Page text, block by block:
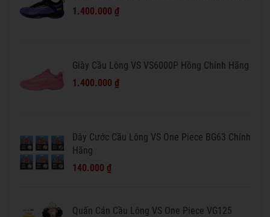
1.400.000 ₫
Giày Cầu Lông VS VS6000P Hồng Chính Hãng
1.400.000 ₫
Dây Cước Cầu Lông VS One Piece BG63 Chính
Hãng
140.000 ₫
Quấn Cán Cầu Lông VS One Piece VG125